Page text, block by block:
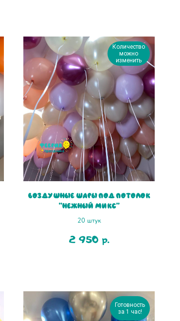
Количество
можно
изменить
Воздушные шары под потолок
"Нежный микс"
20 штук
2 950 р.
Готовность
за 1 час!